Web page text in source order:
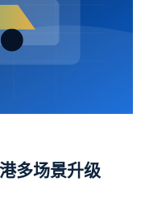
多场景升级